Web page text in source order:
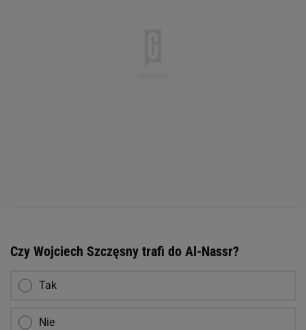
Czy Wojciech Szczęsny trafi do Al-Nassr?
Tak
Nie